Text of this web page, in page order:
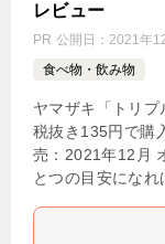
レビュー
PR 公開日：2021年
食べ物・飲み物
ヤマザキ「トリプ
税抜き135円で購
売：2021年12月
とつの目安にな